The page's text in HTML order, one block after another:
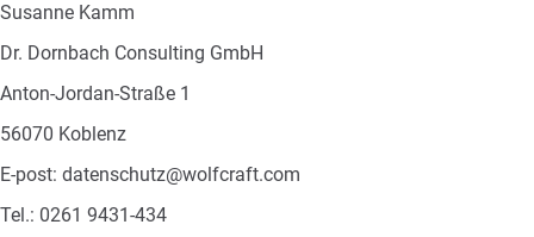
Susanne Kamm
Dr. Dornbach Consulting GmbH
Anton-Jordan-Straße 1
56070 Koblenz
E-post: datenschutz@wolfcraft.com
Tel.: 0261 9431-434